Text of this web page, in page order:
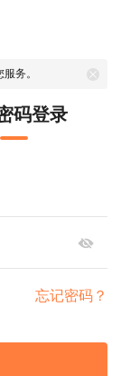
务。
码登录
忘记密码？